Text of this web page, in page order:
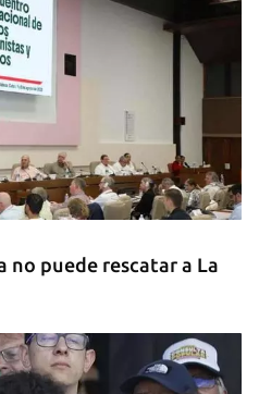
no puede rescatar a La